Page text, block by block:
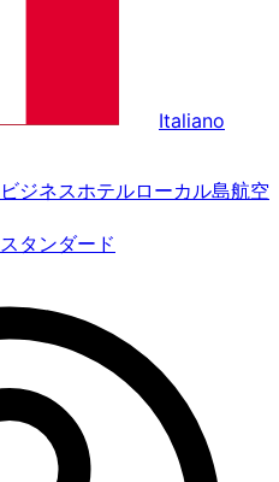
Italiano
ビジネスホテルローカル島航空
スタンダード